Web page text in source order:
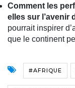
Comment les
elles sur l’avenir
pourrait inspirer
que le continent
#AFRIQUE